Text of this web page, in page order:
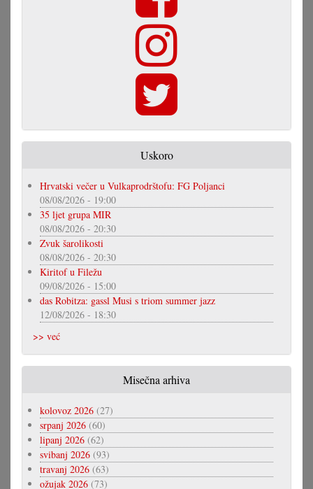
Uskoro
Hrvatski večer u Vulkaprodrštofu: FG Poljanci
08/08/2026 - 19:00
35 ljet grupa MIR
08/08/2026 - 20:30
Zvuk šarolikosti
08/08/2026 - 20:30
Kiritof u Filežu
09/08/2026 - 15:00
das Robitza: gassl Musi s triom summer jazz
12/08/2026 - 18:30
>> već
Misečna arhiva
kolovoz 2026 (27)
srpanj 2026 (60)
lipanj 2026 (62)
svibanj 2026 (93)
travanj 2026 (63)
ožujak 2026 (73)